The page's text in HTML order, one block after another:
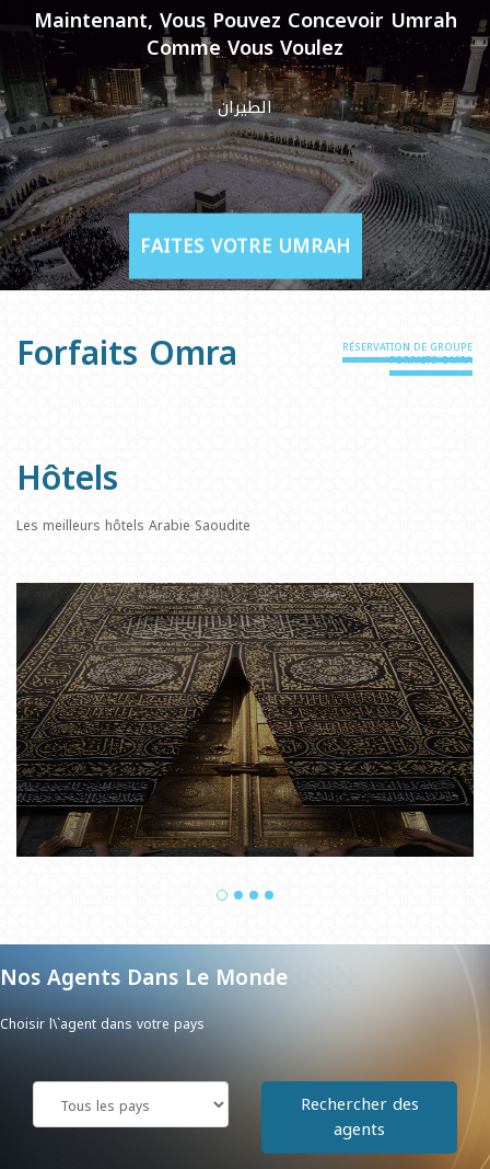
Maintenant, Vous Pouvez Concevoir Umrah
Comme Vous Voulez
الطيران
FAITES VOTRE UMRAH
Forfaits Omra RÉSERVATION DE GROUPE
FORFAITS OMRA
Hôtels
Les meilleurs hôtels Arabie Saoudite
Nos Agents Dans Le Monde
Choisir l\`agent dans votre pays
Rechercher des
agents